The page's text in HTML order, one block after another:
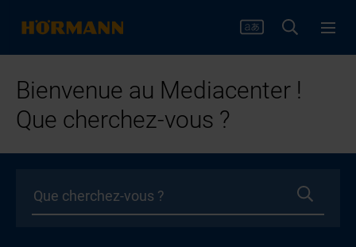
Bienvenue au Mediacenter !
Que cherchez-vous ?